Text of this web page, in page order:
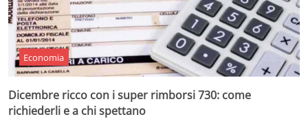
Economia
Dicembre ricco con i super rimborsi 730: come
richiederli e a chi spettano